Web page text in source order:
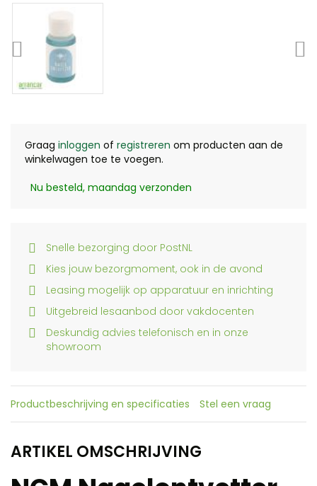
Graag inloggen of registreren om producten aan de
winkelwagen toe te voegen.
Nu besteld, maandag verzonden
Snelle bezorging door PostNL
Kies jouw bezorgmoment, ook in de avond
Leasing mogelijk op apparatuur en inrichting
Uitgebreid lesaanbod door vakdocenten
Deskundig advies telefonisch en in onze
showroom
Productbeschrijving en specificaties Stel een vraag
ARTIKEL OMSCHRIJVING